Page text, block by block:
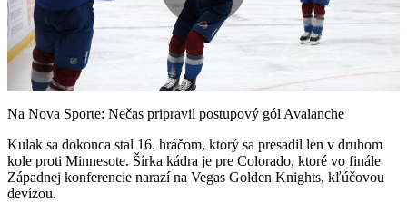
Play
Video
Na Nova Sporte: Nečas pripravil postupový gól Avalanche
Kulak sa dokonca stal 16. hráčom, ktorý sa presadil len v druhom
kole proti Minnesote. Šírka kádra je pre Colorado, ktoré vo finále
Západnej konferencie narazí na Vegas Golden Knights, kľúčovou
devízou.